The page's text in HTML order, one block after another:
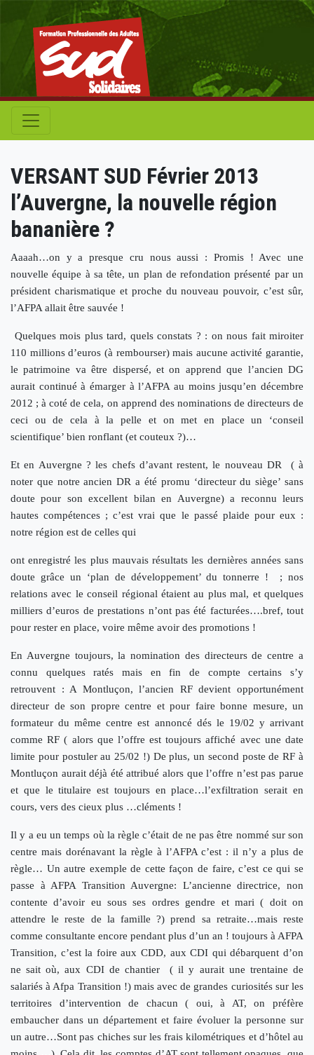
VERSANT SUD Février 2013
l’Auvergne, la nouvelle région
bananière ?
Aaaah…on y a presque cru nous aussi : Promis ! Avec une
nouvelle équipe à sa tête, un plan de refondation présenté par un
président charismatique et proche du nouveau pouvoir, c’est sûr,
l’AFPA allait être sauvée !
Quelques mois plus tard, quels constats ? : on nous fait miroiter
110 millions d’euros (à rembourser) mais aucune activité garantie,
le patrimoine va être dispersé, et on apprend que l’ancien DG
aurait continué à émarger à l’AFPA au moins jusqu’en décembre
2012 ; à coté de cela, on apprend des nominations de directeurs de
ceci ou de cela à la pelle et on met en place un ‘conseil
scientifique’ bien ronflant (et couteux ?)…
Et en Auvergne ? les chefs d’avant restent, le nouveau DR ( à
noter que notre ancien DR a été promu ‘directeur du siège’ sans
doute pour son excellent bilan en Auvergne) a reconnu leurs
hautes compétences ; c’est vrai que le passé plaide pour eux :
notre région est de celles qui
ont enregistré les plus mauvais résultats les dernières années sans
doute grâce un ‘plan de développement’ du tonnerre ! ; nos
relations avec le conseil régional étaient au plus mal, et quelques
milliers d’euros de prestations n’ont pas été facturées….bref, tout
pour rester en place, voire même avoir des promotions !
En Auvergne toujours, la nomination des directeurs de centre a
connu quelques ratés mais en fin de compte certains s’y
retrouvent : A Montluçon, l’ancien RF devient opportunément
directeur de son propre centre et pour faire bonne mesure, un
formateur du même centre est annoncé dés le 19/02 y arrivant
comme RF ( alors que l’offre est toujours affiché avec une date
limite pour postuler au 25/02 !) De plus, un second poste de RF à
Montluçon aurait déjà été attribué alors que l’offre n’est pas parue
et que le titulaire est toujours en place…l’exfiltration serait en
cours, vers des cieux plus …cléments !
Il y a eu un temps où la règle c’était de ne pas être nommé sur son
centre mais dorénavant la règle à l’AFPA c’est : il n’y a plus de
règle… Un autre exemple de cette façon de faire, c’est ce qui se
passe à AFPA Transition Auvergne: L’ancienne directrice, non
contente d’avoir eu sous ses ordres gendre et mari ( doit on
attendre le reste de la famille ?) prend sa retraite…mais reste
comme consultante encore pendant plus d’un an ! toujours à AFPA
Transition, c’est la foire aux CDD, aux CDI qui débarquent d’on
ne sait où, aux CDI de chantier ( il y aurait une trentaine de
salariés à Afpa Transition !) mais avec de grandes curiosités sur les
territoires d’intervention de chacun ( oui, à AT, on préfère
embaucher dans un département et faire évoluer la personne sur
un autre…Sont pas chiches sur les frais kilométriques et d’hôtel au